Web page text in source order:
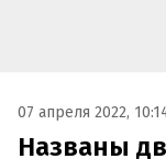
07 апреля 2022,
Названы